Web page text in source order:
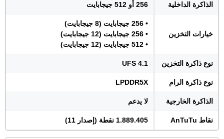
الذاكرة الداخلية 256 أو 512 جيجابايت
خيارات التخزين
• 256 جيجابايت (8 جيجابايت)
• 256 جيجابايت (12 جيجابايت)
• 512 جيجابايت (12 جيجابايت)
نوع ذاكرة التخزين UFS 4.1
نوع ذاكرة الرام LPDDR5X
الذاكرة الخارجية لا يدعم
نقاط AnTuTu 1.889.405 نقطة (إصدار 11)